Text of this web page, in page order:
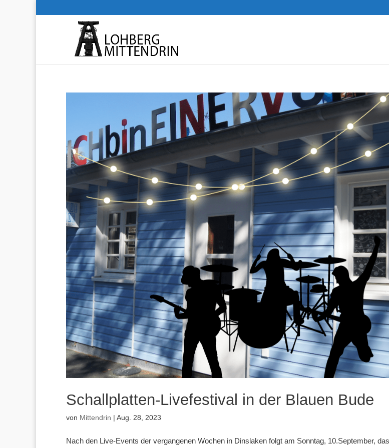
Schallplatten-Livefestival in der Blauen Bude
von Mittendrin | Aug. 28, 2023
Nach den Live-Events der vergangenen Wochen in Dinslaken folgt am Sonntag, 10.September,